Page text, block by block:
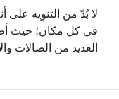
لا بُدّ من التنويه
في كل مكان؛ حيث
العديد من الصالات